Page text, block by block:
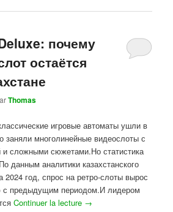
почему
остаётся
Thomas
игровые автоматы ушли в
заняли многолинейные видеослоты с
и сложными сюжетами.Но статистика
данным аналитики казахстанского
2024 год, спрос на ретро-слоты вырос
с предыдущим периодом.И лидером
Continuer la lecture →